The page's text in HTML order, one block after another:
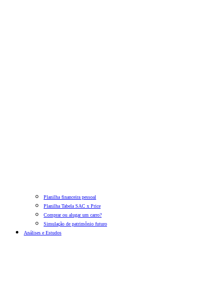
Planilha financeira pessoal
Planilha Tabela SAC x Price
Comprar ou alugar um carro?
Simulação de patrimônio futuro
Análises e Estudos